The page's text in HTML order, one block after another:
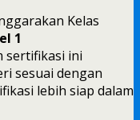
Kelas
1
sertifikasi ini
sesuai dengan
lebih siap dalam